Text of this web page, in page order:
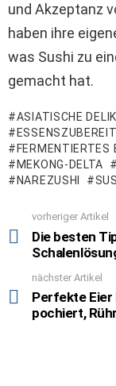
und Akzeptanz
haben ihre
was Sushi zu
gemacht hat.
ASIATISCHE
FERMENTIERTES
MEKONG-DELTA
NAREZUSHI
more
vorheriger Artikel
Die besten
nächster Artikel
Perfekte Eier
pochiert,